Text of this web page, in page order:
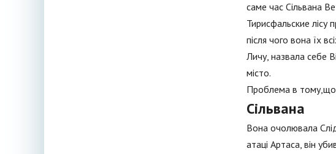
саме час Сільвана
Тирисфальские лісу
після чого вона їх
Личу, назвала себе
місто.
Проблема в тому,що
Сільвана
Вона очолювала
атаці Артаса, він